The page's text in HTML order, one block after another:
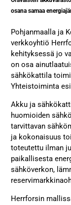
osana samaa
Pohjanmaalla ja
verkkoyhtiö
kehityksessä jo
on osa
sähkökattila
Yhteistoiminta
Akku ja
huomioiden
tarvittavan
ja kokonaisuus
toteutettu ilman
paikallisesta
sähköverkon,
Herrforsin